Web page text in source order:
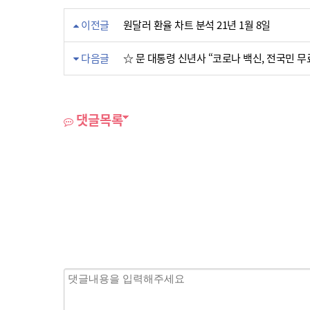
이전글 원달러 환율 차트 분석 21년 1월 8일
다음글 ☆ 문 대통령 신년사 “코로나 백신, 전국민 무
댓글목록